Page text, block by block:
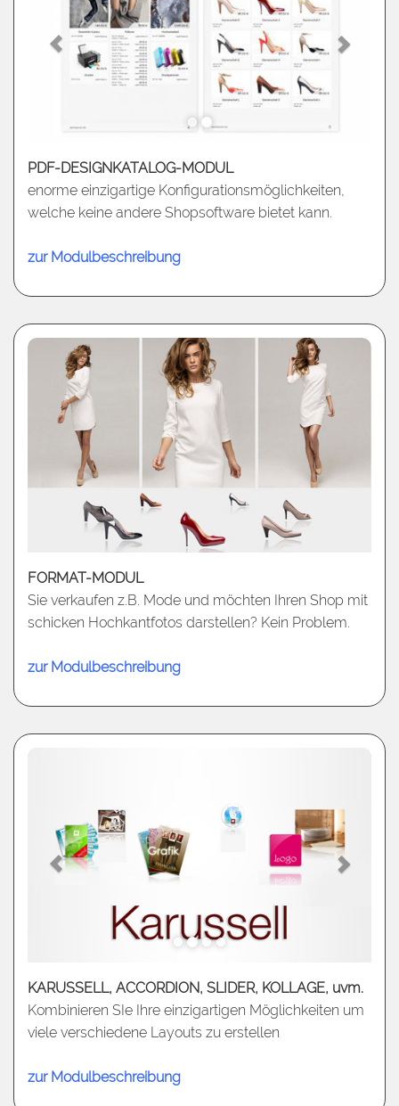
PDF-DESIGNKATALOG-MODUL
enorme einzigartige Konfigurationsmöglichkeiten,
welche keine andere Shopsoftware bietet kann.
zur Modulbeschreibung
FORMAT-MODUL
Sie verkaufen z.B. Mode und möchten Ihren Shop mit
schicken Hochkantfotos darstellen? Kein Problem.
zur Modulbeschreibung
KARUSSELL, ACCORDION, SLIDER, KOLLAGE, uvm.
Kombinieren SIe Ihre einzigartigen Möglichkeiten um
viele verschiedene Layouts zu erstellen
zur Modulbeschreibung